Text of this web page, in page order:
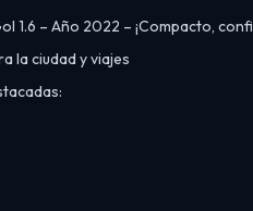
1.6 – Año 2022 – ¡Compacto,
la ciudad y viajes